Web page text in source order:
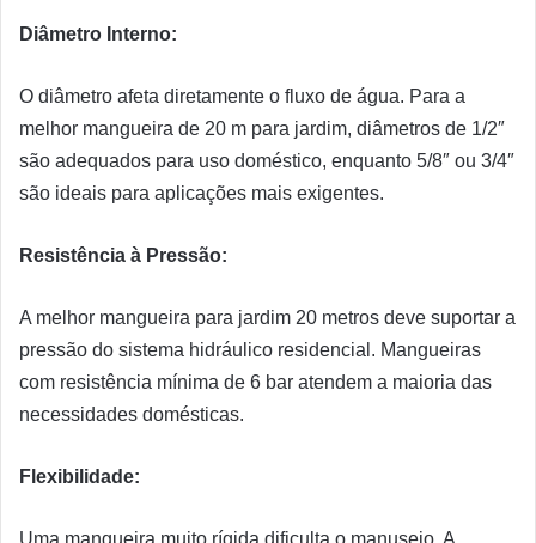
Diâmetro Interno:
O diâmetro afeta diretamente o fluxo de água. Para a
melhor mangueira de 20 m para jardim, diâmetros de 1/2″
são adequados para uso doméstico, enquanto 5/8″ ou 3/4″
são ideais para aplicações mais exigentes.
Resistência à Pressão:
A melhor mangueira para jardim 20 metros deve suportar a
pressão do sistema hidráulico residencial. Mangueiras
com resistência mínima de 6 bar atendem a maioria das
necessidades domésticas.
Flexibilidade: